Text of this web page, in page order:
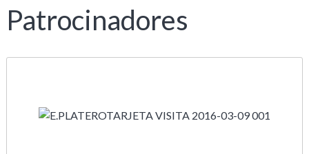
Patrocinadores